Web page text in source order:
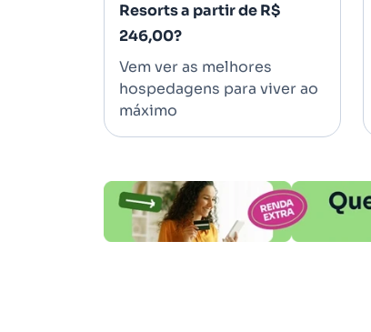
Resorts a partir de R$
246,00?
Vem ver as melhores
hospedagens para viver ao
máximo